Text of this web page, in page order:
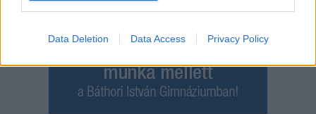
Data Deletion Data Access Privacy Policy